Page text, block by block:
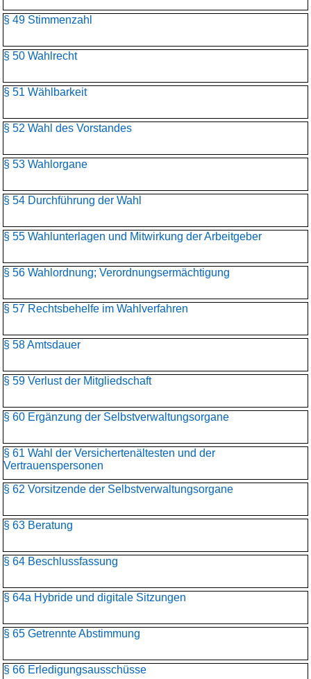
§ 49 Stimmenzahl
§ 50 Wahlrecht
§ 51 Wählbarkeit
§ 52 Wahl des Vorstandes
§ 53 Wahlorgane
§ 54 Durchführung der Wahl
§ 55 Wahlunterlagen und Mitwirkung der Arbeitgeber
§ 56 Wahlordnung; Verordnungsermächtigung
§ 57 Rechtsbehelfe im Wahlverfahren
§ 58 Amtsdauer
§ 59 Verlust der Mitgliedschaft
§ 60 Ergänzung der Selbstverwaltungsorgane
§ 61 Wahl der Versichertenältesten und der
Vertrauenspersonen
§ 62 Vorsitzende der Selbstverwaltungsorgane
§ 63 Beratung
§ 64 Beschlussfassung
§ 64a Hybride und digitale Sitzungen
§ 65 Getrennte Abstimmung
§ 66 Erledigungsausschüsse